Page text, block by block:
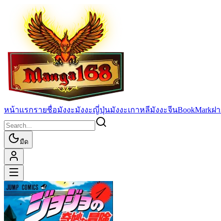
หน้าแรกรายชื่อมังงะมังงะญี่ปุ่นมังงะเกาหลีมังงะจีนBookMarkฝ
มืด